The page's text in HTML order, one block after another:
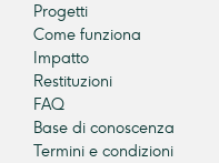
Progetti
Come funziona
Impatto
Restituzioni
FAQ
Base di conoscenza
Termini e condizioni